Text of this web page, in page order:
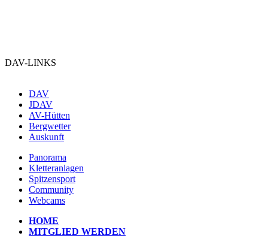
DAV-LINKS
DAV
JDAV
AV-Hütten
Bergwetter
Auskunft
Panorama
Kletteranlagen
Spitzensport
Community
Webcams
HOME
MITGLIED WERDEN